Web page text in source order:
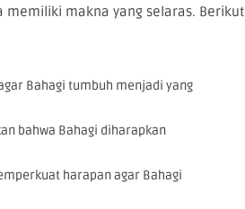
makna yang selaras. Berikut
Bahagi tumbuh menjadi yang
bahwa Bahagi diharapkan
harapan agar Bahagi